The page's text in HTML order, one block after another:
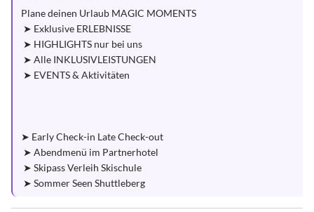
Plane deinen Urlaub MAGIC MOMENTS
➤ Early Check-in Late Check-out
➤ Sommer Seen Shuttleberg